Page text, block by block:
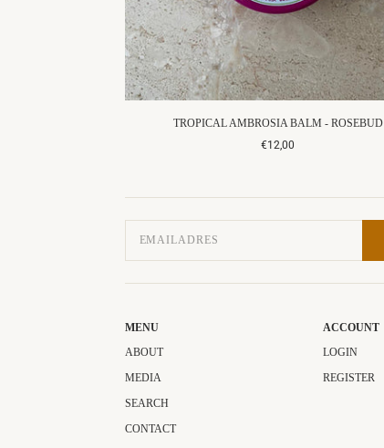
TROPICAL AMBROSIA BALM - ROSEBUD
€12,00
MENU
ABOUT
MEDIA
SEARCH
CONTACT
ACCOUNT
LOGIN
REGISTER